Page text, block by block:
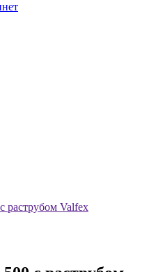
раструбом Valfex